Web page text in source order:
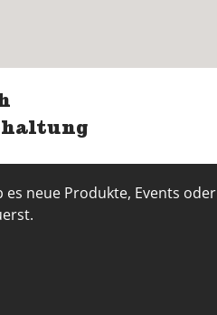
neue Produkte, Events oder